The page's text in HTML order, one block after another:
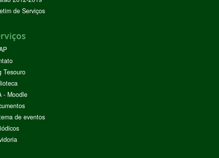
de Serviços
Tesouro
- Moodle
de eventos